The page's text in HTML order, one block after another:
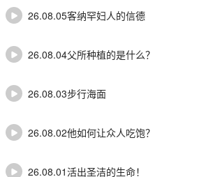
26.08.05客纳罕妇人的信德
26.08.04父所种植的是什么？
26.08.03步行海面
26.08.02他如何让众人吃饱？
26.08.01活出圣洁的生命！